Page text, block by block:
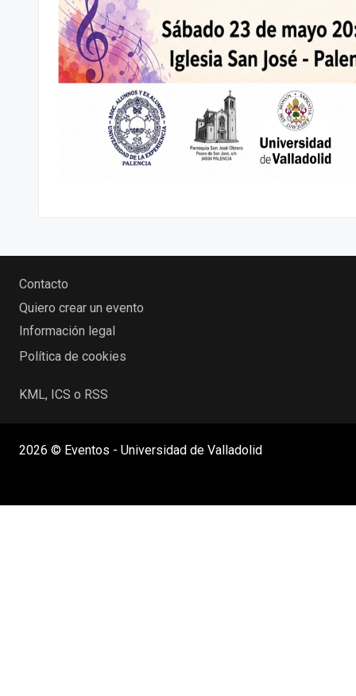
Contacto
Quiero crear un evento
Información legal
Política de cookies
KML, ICS o RSS
2026 © Eventos - Universidad de Valladolid